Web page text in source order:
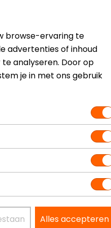
capuchon lekker
binnenjas die er uit kan.
er gemakkelijk af te
browse-ervaring te
advertenties of inhoud
analyseren. Door op
je in met ons gebruik
Alles accepteren